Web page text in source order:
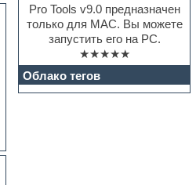
Pro Tools v9.0 предназначен
только для MAC. Вы можете
запустить его на PC.
★★★★★
Облако тегов